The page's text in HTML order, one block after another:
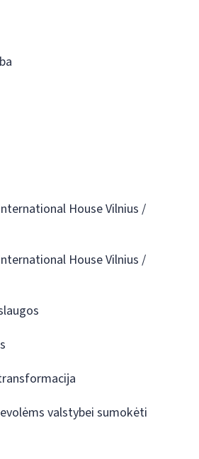
House Vilnius /
House Vilnius /
valstybei sumokėti